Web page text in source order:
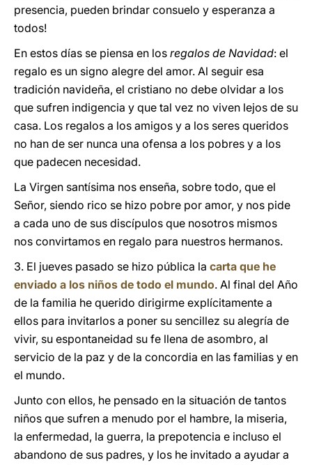
presencia, pueden brindar consuelo y esperanza a
todos!
En estos días se piensa en los regalos de Navidad: el
regalo es un signo alegre del amor. Al seguir esa
tradición navideña, el cristiano no debe olvidar a los
que sufren indigencia y que tal vez no viven lejos de su
casa. Los regalos a los amigos y a los seres queridos
no han de ser nunca una ofensa a los pobres y a los
que padecen necesidad.
La Virgen santísima nos enseña, sobre todo, que el
Señor, siendo rico se hizo pobre por amor, y nos pide
a cada uno de sus discípulos que nosotros mismos
nos convirtamos en regalo para nuestros hermanos.
3. El jueves pasado se hizo pública la carta que he
enviado a los niños de todo el mundo. Al final del Año
de la familia he querido dirigirme explícitamente a
ellos para invitarlos a poner su sencillez su alegría de
vivir, su espontaneidad su fe llena de asombro, al
servicio de la paz y de la concordia en las familias y en
el mundo.
Junto con ellos, he pensado en la situación de tantos
niños que sufren a menudo por el hambre, la miseria,
la enfermedad, la guerra, la prepotencia e incluso el
abandono de sus padres, y los he invitado a ayudar a